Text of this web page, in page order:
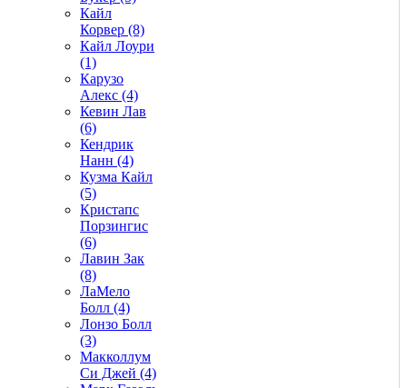
Кайл
Корвер (8)
Кайл Лоури
(1)
Карузо
Алекс (4)
Кевин Лав
(6)
Кендрик
Нанн (4)
Кузма Кайл
(5)
Кристапс
Порзингис
(6)
Лавин Зак
(8)
ЛаМело
Болл (4)
Лонзо Болл
(3)
Макколлум
Си Джей (4)